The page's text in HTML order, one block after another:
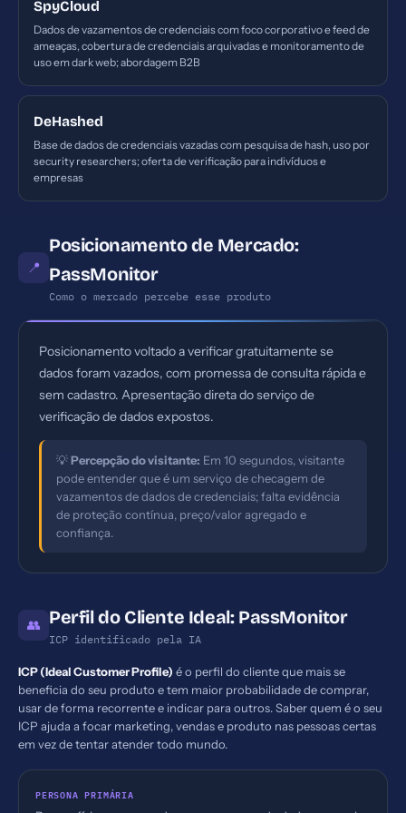
SpyCloud
Dados de vazamentos de credenciais com foco corporativo e feed de
ameaças, cobertura de credenciais arquivadas e monitoramento de
uso em dark web; abordagem B2B
DeHashed
Base de dados de credenciais vazadas com pesquisa de hash, uso por
security researchers; oferta de verificação para indivíduos e
empresas
📍
Posicionamento de Mercado:
PassMonitor
Como o mercado percebe esse produto
Posicionamento voltado a verificar gratuitamente se
dados foram vazados, com promessa de consulta rápida e
sem cadastro. Apresentação direta do serviço de
verificação de dados expostos.
💡Percepção do visitante: Em 10 segundos, visitante
pode entender que é um serviço de checagem de
vazamentos de dados de credenciais; falta evidência
de proteção contínua, preço/valor agregado e
confiança.
👥 Perfil do Cliente Ideal: PassMonitor
ICP identificado pela IA
ICP (Ideal Customer Profile) é o perfil do cliente que mais se
beneficia do seu produto e tem maior probabilidade de comprar,
usar de forma recorrente e indicar para outros. Saber quem é o seu
ICP ajuda a focar marketing, vendas e produto nas pessoas certas
em vez de tentar atender todo mundo.
PERSONA PRIMÁRIA